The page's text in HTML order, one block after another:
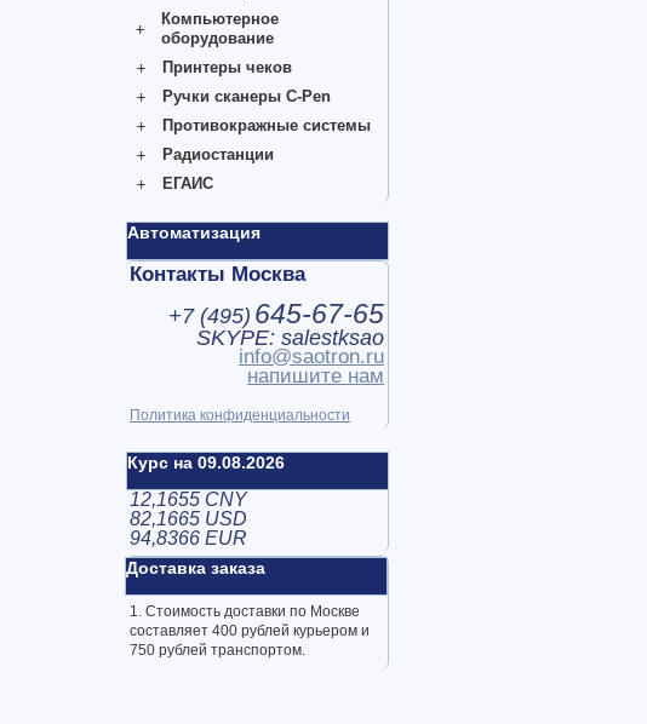
Компьютерное
оборудование
Принтеры чеков
Ручки сканеры C-Pen
Противокражные системы
Радиостанции
ЕГАИС
Автоматизация
Контакты Москва
+7 (495) 645-67-65
SKYPE: salestksao
info@saotron.ru
напишите нам
Политика конфиденциальности
Курс на 09.08.2026
12,1655 CNY
82,1665 USD
94,8366 EUR
Доставка заказа
1. Стоимость доставки по Москве
составляет 400 рублей курьером и
750 рублей транспортом.